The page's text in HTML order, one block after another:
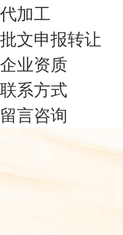
代加工
批文申报转让
企业资质
联系方式
留言咨询